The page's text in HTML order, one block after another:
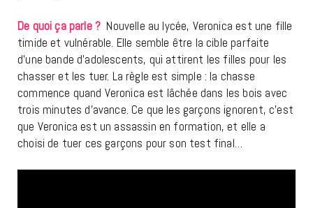
De quoi ça parle ? Nouvelle au lycée, Veronica est une fille
timide et vulnérable. Elle semble être la cible parfaite
d’une bande d’adolescents, qui attirent les filles pour les
chasser et les tuer. La règle est simple : la chasse
commence quand Veronica est lâchée dans les bois avec
trois minutes d’avance. Ce que les garçons ignorent, c’est
que Veronica est un assassin en formation, et elle a
choisi de tuer ces garçons pour son test final…